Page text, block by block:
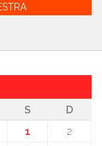
S
D
1
2